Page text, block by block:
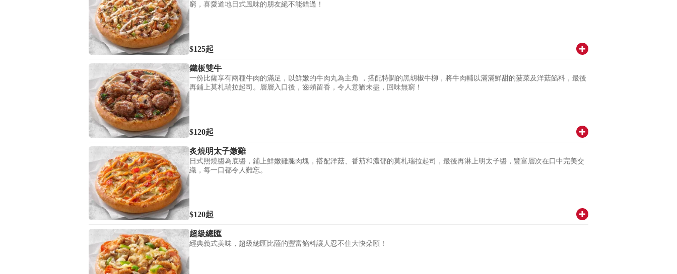
窮，喜愛道地日式風味的朋友絕不能錯過！
$125起
鐵板雙牛
一份比薩享有兩種牛肉的滿足，以鮮嫩的牛肉丸為主角 ，搭配特調的黑胡椒牛柳，將牛肉輔以滿滿鮮甜的菠菜及洋菇餡料，最後
再鋪上莫札瑞拉起司。層層入口後，齒頰留香，令人意猶未盡，回味無窮！
$120起
炙燒明太子嫩雞
日式照燒醬為底醬，鋪上鮮嫩雞腿肉塊，搭配洋菇、番茄和濃郁的莫札瑞拉起司，最後再淋上明太子醬，豐富層次在口中完美交
織，每一口都令人難忘。
$120起
超級總匯
經典義式美味，超級總匯比薩的豐富餡料讓人忍不住大快朵頤！